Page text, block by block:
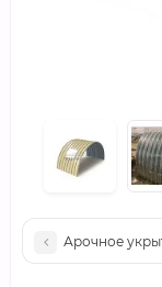
Арочное